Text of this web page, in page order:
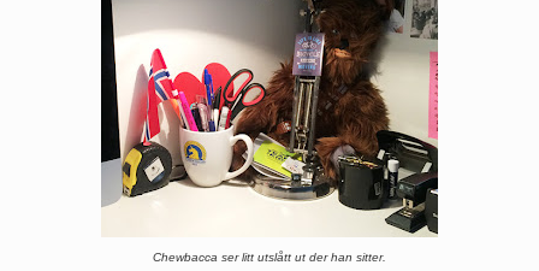
Chewbacca ser litt utslått ut der han sitter.